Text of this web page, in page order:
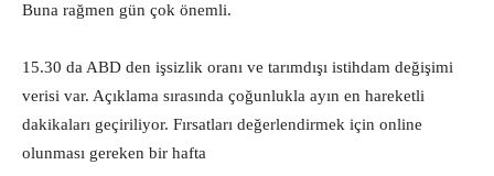
Buna rağmen gün çok önemli.
15.30 da ABD den işsizlik oranı ve tarımdışı istihdam değişimi
verisi var. Açıklama sırasında çoğunlukla ayın en hareketli
dakikaları geçiriliyor. Fırsatları değerlendirmek için online
olunması gereken bir hafta